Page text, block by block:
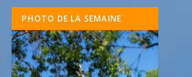
PHOTO DE LA SEMAINE